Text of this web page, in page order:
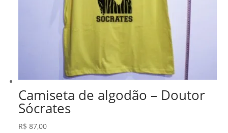
Camiseta de algodão – Doutor
Sócrates
R$ 87,00